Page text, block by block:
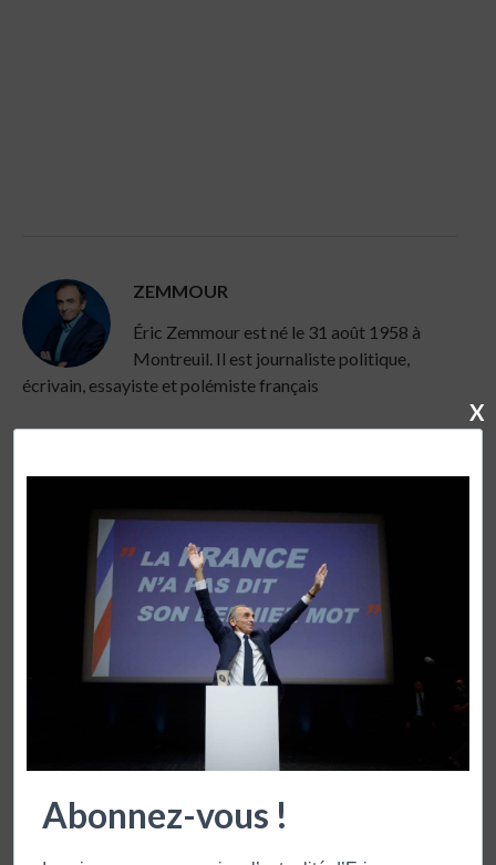
ZEMMOUR
Éric Zemmour est né le 31 août 1958 à
Montreuil. Il est journaliste politique,
écrivain, essayiste et polémiste français
LA CHRONIQUE DU 23 SEPTEMBRE 2011
publication suivante
LA CHRONIQUE DU 27 SEPTEMBRE 2011
VOUS POURRIEZ AUSSI APPRECIER
Abonnez-vous !
X